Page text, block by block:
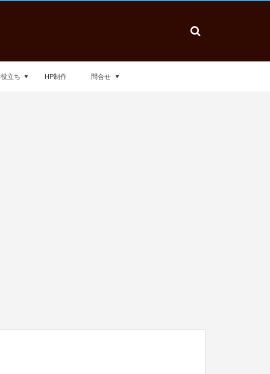
立ち HP制作 問合せ